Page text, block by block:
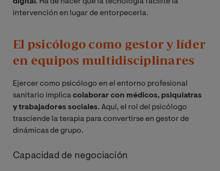
digital. Ha de hacer que la tecnología facilite la
intervención en lugar de entorpecerla.
El psicólogo como gestor y líder
en equipos multidisciplinares
Ejercer como psicólogo en el entorno profesional
sanitario implicacolaborar con médicos, psiquiatras
y trabajadores sociales. Aquí, el rol del psicólogo
trasciende la terapia para convertirse en gestor de
dinámicas de grupo.
Capacidad de negociación